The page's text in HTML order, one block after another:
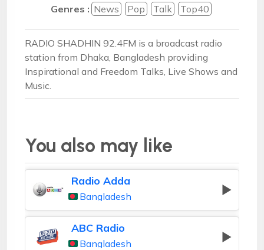
Genres : News Pop Talk Top40
RADIO SHADHIN 92.4FM is a broadcast radio
station from Dhaka, Bangladesh providing
Inspirational and Freedom Talks, Live Shows and
Music.
You also may like
Radio Adda
Bangladesh
ABC Radio
Bangladesh